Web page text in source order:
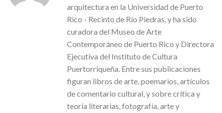
arquitectura en la Universidad de Puerto
Rico - Recinto de Río Piedras, y ha sido
curadora del Museo de Arte
Contemporáneo de Puerto Rico y Directora
Ejecutiva del Instituto de Cultura
Puertorriqueña. Entre sus publicaciones
figuran libros de arte, poemarios, artículos
de comentario cultural, y sobre crítica y
teoría literarias, fotografía, arte y